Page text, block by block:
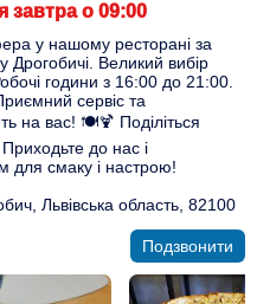
завтра о 09:00
у нашому ресторані за
Великий вибір
години з 16:00 до 21:00.
сервіс та
на вас! 🍽️🍹 Поділіться
до нас і
для смаку і настрою!
Львівська область, 82100
Подзвонити